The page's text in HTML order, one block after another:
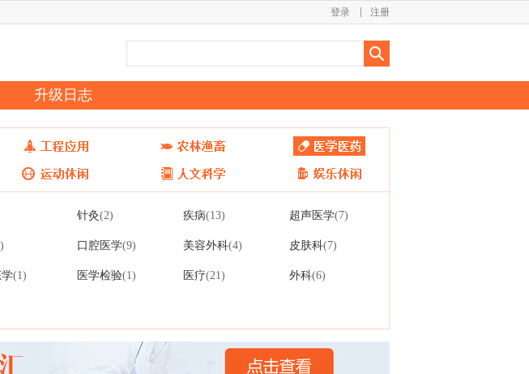
注册
登录
升级日志
针灸(2) 疾病(13) 超声医学(7)
口腔医学(9) 美容外科(4) 皮肤科(7)
(1) 医学检验(1) 医疗(21) 外科(6)